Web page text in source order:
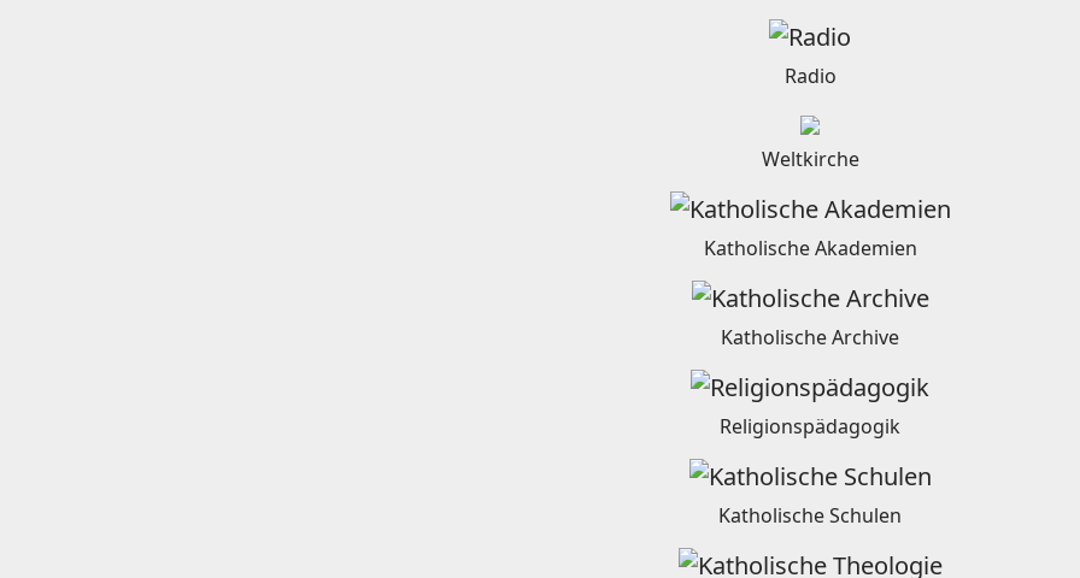
Radio
Weltkirche
Katholische Akademien
Katholische Archive
Religionspädagogik
Katholische Schulen